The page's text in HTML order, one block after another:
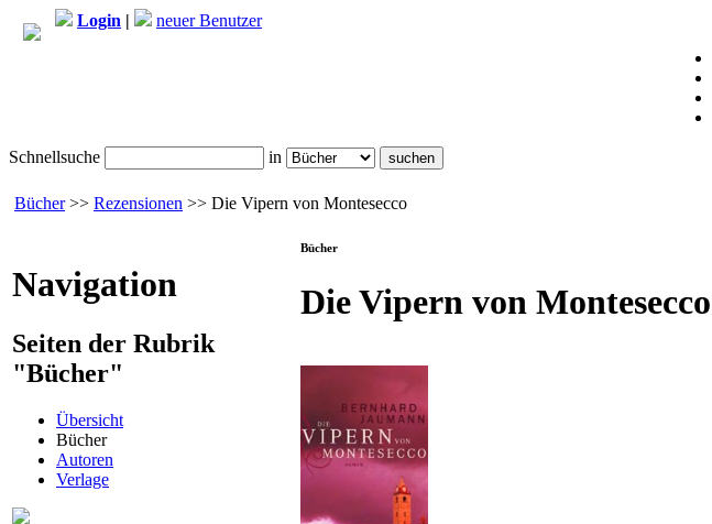
Login |
neuer Benutzer
Schnellsuche in
Bücher>> Rezensionen >> Die Vipern von Montesecco
Navigation
Seiten der Rubrik
"Bücher"
Übersicht
Bücher
Autoren
Verlage
Bücher
Die Vipern von Montesecco